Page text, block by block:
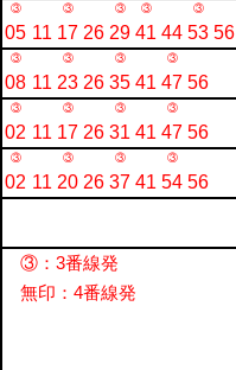
③ ③ ③ ③ ③
05 11 17 26 29 41 44 53 56
③ ③ ③ ③
08 11 23 26 35 41 47 56
③ ③ ③ ③
02 11 17 26 31 41 47 56
③ ③ ③ ③
02 11 20 26 37 41 54 56
③：3番線発
無印：4番線発